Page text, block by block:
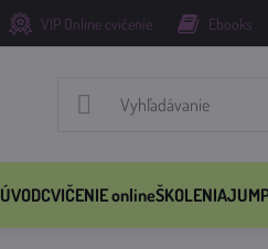
VIP Online cvičenie Ebooks
ÚVODCVIČENIE onlineŠKOLENIA